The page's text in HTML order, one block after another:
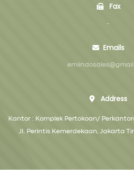
Fax
-
Emails
Address
Kantor : Komplek Pertokoan/
Jl. Perintis Kemerdekaan, Jakarta